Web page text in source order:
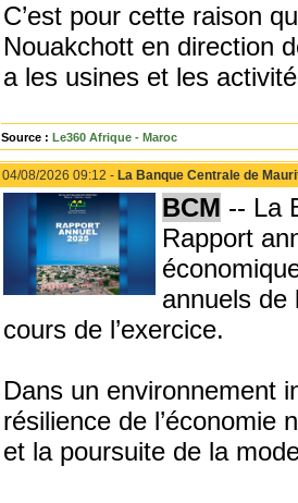
C’est pour cette raison
Nouakchott en direction
a les usines et les
Source : Le360 Afrique - Maroc
04/08/2026 09:12 - La Banque Centrale de
BCM -- La
Rapport
annuels de
cours de l’exercice.
Dans un environnement
résilience de l’économie
et la poursuite de la